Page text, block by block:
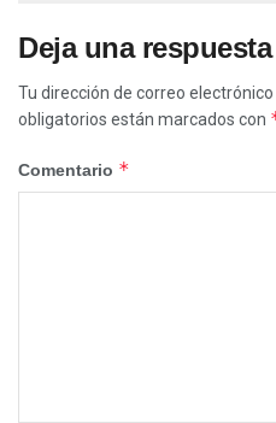
Deja una respuesta
Tu dirección de correo electrónico
obligatorios están marcados con
Comentario *